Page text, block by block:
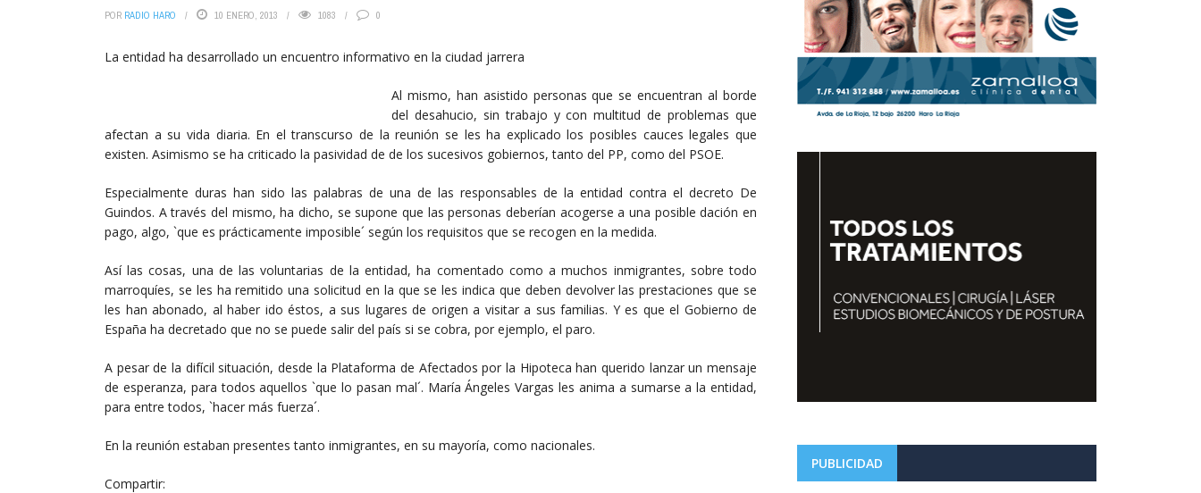
POR RADIO HARO 10 ENERO, 2013 1083 0
La entidad ha desarrollado un encuentro informativo en la ciudad jarrera
Al mismo, han asistido personas que se encuentran al borde
del desahucio, sin trabajo y con multitud de problemas que
afectan a su vida diaria. En el transcurso de la reunión se les ha explicado los posibles cauces legales que
existen. Asimismo se ha criticado la pasividad de de los sucesivos gobiernos, tanto del PP, como del PSOE.
Especialmente duras han sido las palabras de una de las responsables de la entidad contra el decreto De
Guindos. A través del mismo, ha dicho, se supone que las personas deberían acogerse a una posible dación en
pago, algo, `que es prácticamente imposible´ según los requisitos que se recogen en la medida.
Así las cosas, una de las voluntarias de la entidad, ha comentado como a muchos inmigrantes, sobre todo
marroquíes, se les ha remitido una solicitud en la que se les indica que deben devolver las prestaciones que se
les han abonado, al haber ido éstos, a sus lugares de origen a visitar a sus familias. Y es que el Gobierno de
España ha decretado que no se puede salir del país si se cobra, por ejemplo, el paro.
A pesar de la difícil situación, desde la Plataforma de Afectados por la Hipoteca han querido lanzar un mensaje
de esperanza, para todos aquellos `que lo pasan mal´. María Ángeles Vargas les anima a sumarse a la entidad,
para entre todos, `hacer más fuerza´.
En la reunión estaban presentes tanto inmigrantes, en su mayoría, como nacionales.
Compartir:
PUBLICIDAD